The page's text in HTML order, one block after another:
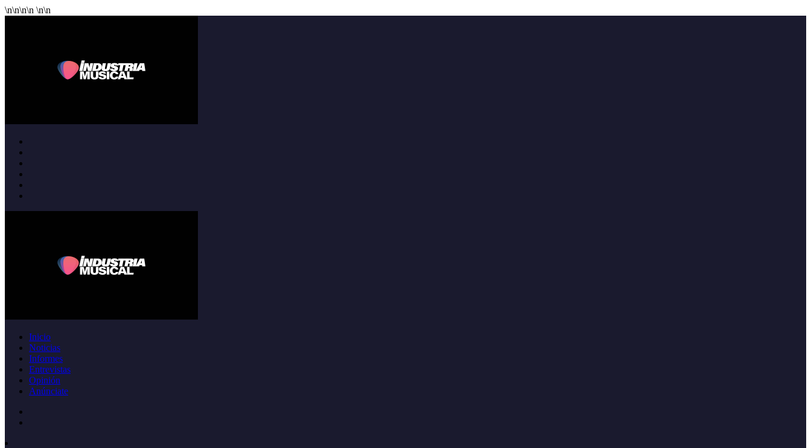
\n\n\n\n \n\n
Inicio
Noticias
Informes
Entrevistas
Opinión
Anúnciate